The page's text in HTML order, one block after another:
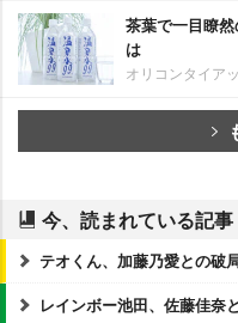
茶葉で一目瞭
は
オリコンタイア
今、読まれている記事
テオくん、加藤乃愛との破
レインボー池田、佐藤佳奈